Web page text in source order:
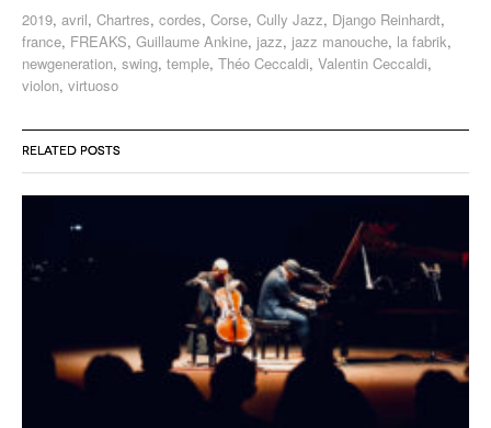
2019, avril, Chartres, cordes, Corse, Cully Jazz, Django Reinhardt,
france, FREAKS, Guillaume Ankine, jazz, jazz manouche, la fabrik,
newgeneration, swing, temple, Théo Ceccaldi, Valentin Ceccaldi,
violon, virtuoso
RELATED POSTS